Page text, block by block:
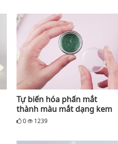
Tự biến hóa phấn mắt
thành màu mắt dạng kem
0 1239